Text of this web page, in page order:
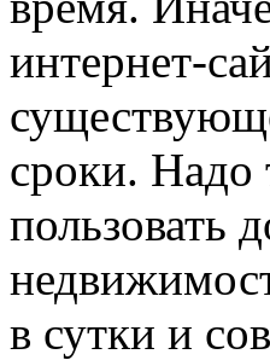
интернет-
сроки. Надо
пользовать
в сутки и